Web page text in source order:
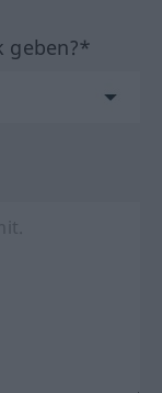
geben?*